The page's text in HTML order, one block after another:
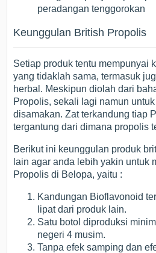
peradangan tenggorokan
Keunggulan British Propolis
Setiap produk tentu mempunyai
yang tidaklah sama, termasuk
herbal. Meskipun diolah dari
Propolis, sekali lagi namun
disamakan. Zat terkandung tiap
tergantung dari dimana propolis
Berikut ini keunggulan produk
lain agar anda lebih yakin untuk
Propolis di Belopa, yaitu :
Kandungan Bioflavonoid
lipat dari produk lain.
Satu botol diproduksi
negeri 4 musim.
Tanpa efek samping dan